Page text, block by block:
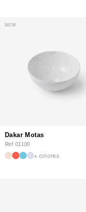
NEW
Dakar Motas
Ref. 01100
+ colores